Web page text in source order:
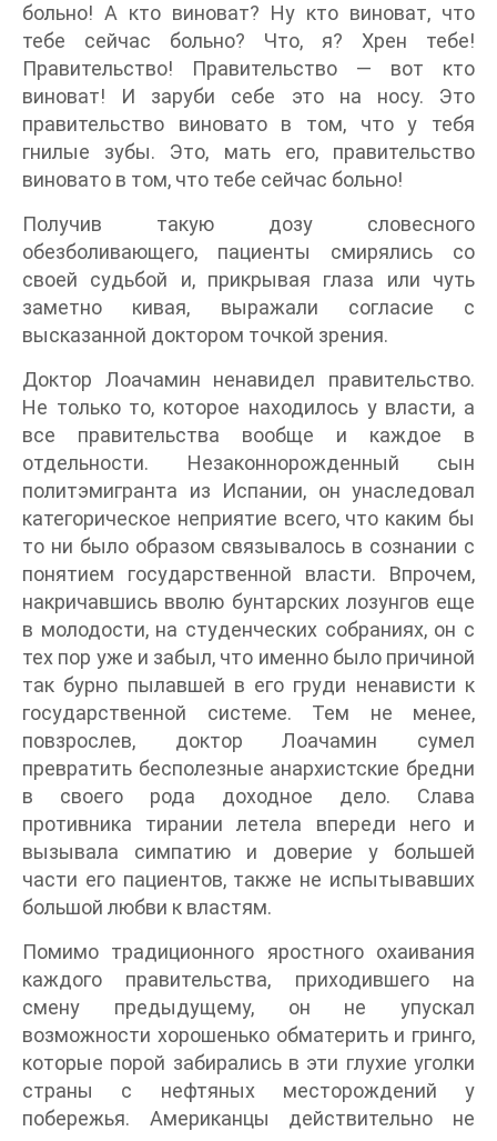
больно! А кто виноват? Ну кто виноват, что
тебе сейчас больно? Что, я? Хрен тебе!
Правительство! Правительство — вот кто
виноват! И заруби себе это на носу. Это
правительство виновато в том, что у тебя
гнилые зубы. Это, мать его, правительство
виновато в том, что тебе сейчас больно!
Получив такую дозу словесного
обезболивающего, пациенты смирялись со
своей судьбой и, прикрывая глаза или чуть
заметно кивая, выражали согласие с
высказанной доктором точкой зрения.
Доктор Лоачамин ненавидел правительство.
Не только то, которое находилось у власти, а
все правительства вообще и каждое в
отдельности. Незаконнорожденный сын
политэмигранта из Испании, он унаследовал
категорическое неприятие всего, что каким бы
то ни было образом связывалось в сознании с
понятием государственной власти. Впрочем,
накричавшись вволю бунтарских лозунгов еще
в молодости, на студенческих собраниях, он с
тех пор уже и забыл, что именно было причиной
так бурно пылавшей в его груди ненависти к
государственной системе. Тем не менее,
повзрослев, доктор Лоачамин сумел
превратить бесполезные анархистские бредни
в своего рода доходное дело. Слава
противника тирании летела впереди него и
вызывала симпатию и доверие у большей
части его пациентов, также не испытывавших
большой любви к властям.
Помимо традиционного яростного охаивания
каждого правительства, приходившего на
смену предыдущему, он не упускал
возможности хорошенько обматерить и гринго,
которые порой забирались в эти глухие уголки
страны с нефтяных месторождений у
побережья. Американцы действительно не